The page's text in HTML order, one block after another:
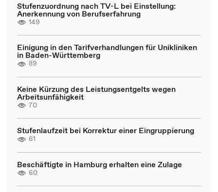
Stufenzuordnung nach TV-L bei Einstellung:
Anerkennung von Berufserfahrung
149
Einigung in den Tarifverhandlungen für Unikliniken
in Baden-Württemberg
89
Keine Kürzung des Leistungsentgelts wegen
Arbeitsunfähigkeit
70
Stufenlaufzeit bei Korrektur einer Eingruppierung
61
Beschäftigte in Hamburg erhalten eine Zulage
60